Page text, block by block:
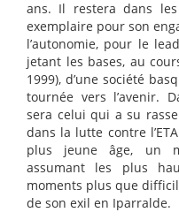
ans. Il restera dans
exemplaire pour son
l’autonomie, pour le
jetant les bases, au
1999), d’une société
tournée vers l’avenir.
sera celui qui a su
dans la lutte contre
plus jeune âge, un
assumant les plus
moments plus que
de son exil en Iparralde.